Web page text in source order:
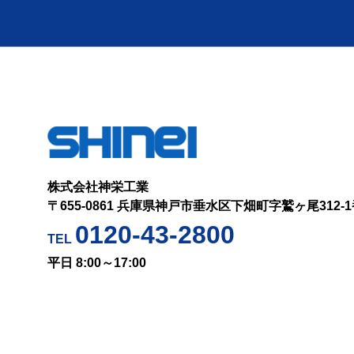
株式会社神栄工業
〒655-0861 兵庫県神戸市垂水区下畑町字鷲ヶ尾312-
TEL 0120-43-2800
平日 8:00～17:00